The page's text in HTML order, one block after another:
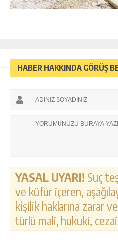
HABER HAKKINDA GÖRÜŞ
YASAL UYARI! Suç
ve küfür içeren,
kişilik haklarına zarar
türlü mali, hukuki,